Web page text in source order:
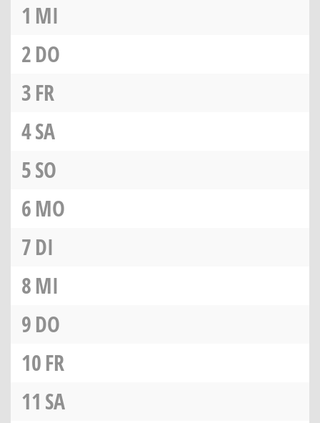
1 MI
2DO
3FR
4SA
5SO
6MO
7DI
8MI
9DO
10FR
11 SA